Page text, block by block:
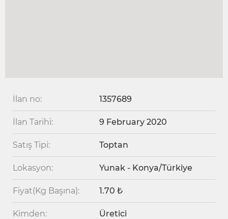
İlan no: 1357689
İlan Tarihi: 9 February 2020
Satış Tipi: Toptan
Lokasyon: Yunak - Konya/Türkiye
Fiyat(Kg Başına): 1.70 ₺
Kimden: Üretici